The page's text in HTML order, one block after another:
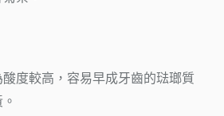
度較高，容易早成牙齒的琺瑯質